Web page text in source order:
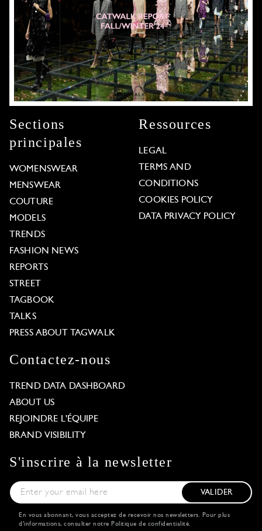
Sections
principales
WOMENSWEAR
MENSWEAR
COUTURE
MODELS
TRENDS
FASHION NEWS
REPORTS
STREET
TAGBOOK
TALKS
PRESS ABOUT TAGWALK
Ressources
LEGAL
TERMS AND
CONDITIONS
COOKIES POLICY
DATA PRIVACY POLICY
Contactez-nous
TREND DATA DASHBOARD
ABOUT US
REJOINDRE L'ÉQUIPE
BRAND VISIBILITY
S'inscrire à la newsletter
VALIDER
En vous abonnant, vous acceptez de recevoir nos newsletters. Pour plus
d'informations, consulter notre Politique de confidentialité.